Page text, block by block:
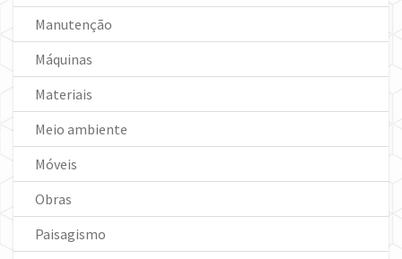
Manutenção
Máquinas
Materiais
Meio ambiente
Móveis
Obras
Paisagismo